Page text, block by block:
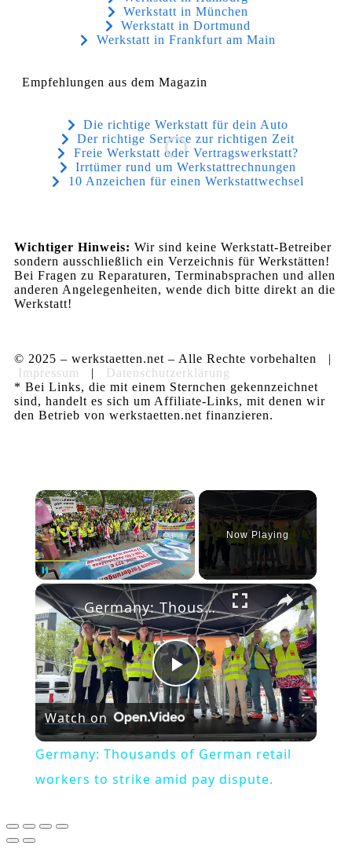
Werkstatt in München
Werkstatt in Dortmund
Werkstatt in Frankfurt am Main
Empfehlungen aus dem Magazin
Die richtige Werkstatt für dein Auto
Der richtige Service zur richtigen Zeit
Freie Werkstatt oder Vertragswerkstatt?
Irrtümer rund um Werkstattrechnungen
10 Anzeichen für einen Werkstattwechsel
Wichtiger Hinweis: Wir sind keine Werkstatt-Betreiber
sondern ausschließlich ein Verzeichnis für Werkstätten!
Bei Fragen zu Reparaturen, Terminabsprachen und allen
anderen Angelegenheiten, wende dich bitte direkt an die
Werkstatt!
© 2025 – werkstaetten.net – Alle Rechte vorbehalten |
Impressum
| Datenschutzerklärung
* Bei Links, die mit einem Sternchen gekennzeichnet
sind, handelt es sich um Affiliate-Links, mit denen wir
den Betrieb von werkstaetten.net finanzieren.
×
Pause Fullscreen
Now Playing
×
Play
Video
Germany: Thousands of German retail workers to strike amid pay dispute.
Watch on
Germany: Thousands of German retail
workers to strike amid pay dispute.